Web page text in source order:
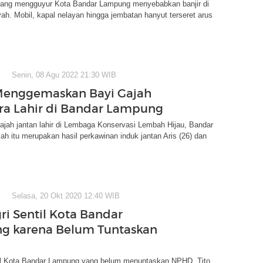
mengguyur Kota Bandar Lampung menyebabkan banjir di
Mobil, kapal nelayan hingga jembatan hanyut terseret arus
Senin, 08 Agu 2022 21:30 WIB
Bayi Gajah
Lahir di Bandar Lampung
jantan lahir di Lembaga Konservasi Lembah Hijau, Bandar
itu merupakan hasil perkawinan induk jantan Aris (26) dan
Selasa, 20 Okt 2020 12:40 WIB
Sentil Kota Bandar
karena Belum Tuntaskan
Kota Bandar Lampung yang belum menuntaskan NPHD. Tito